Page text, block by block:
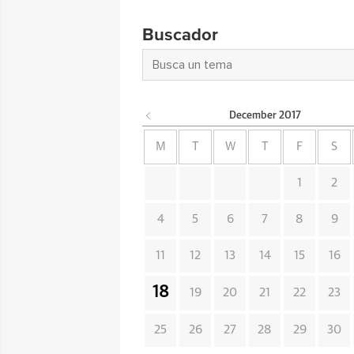
Buscador
December 2017
M W F S
1 2
4 5 6 7 8 9
11 12 13 14 15 16
18 19 20 21 22 23
25 26 27 28 29 30